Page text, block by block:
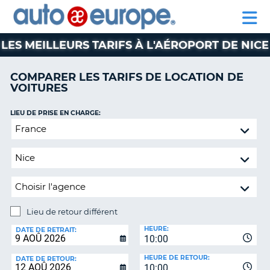
LOCATION
DE
VOITURES
CAMPING-
CAR
PARTENAIRE
SUPPORT
CLIENT
AUTO
EUROPE
LOCATION
DE
VOITURES
CAMPING-
PARTENAIRE
SUPPORT
COMPTE
MA
LANGUAGE
LES MEILLEURS TARIFS À L'AÉROPORT DE NICE
COMPARER LES TARIFS DE LOCATION DE
VOITURES
Lieu
retour
LIEU DE PRISE EN CHARGE:
Lieu de retour différent
DE
RETOUR:
DATE DE RETRAIT:
10:00
HEURE:
DATE DE RETOUR:
10:00
HEURE DE RETOUR: